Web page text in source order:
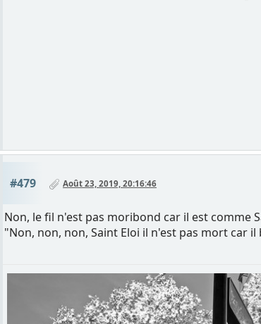
#479 Août 23, 2019, 20:16:46
Non, le fil n'est pas moribond car il est comme
"Non, non, non, Saint Eloi il n'est pas mort car il